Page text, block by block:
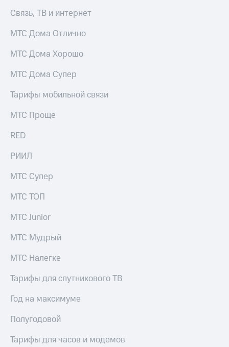
Связь, ТВ и интернет
МТС Дома Отлично
МТС Дома Хорошо
МТС Дома Супер
Тарифы мобильной связи
МТС Проще
RED
РИИЛ
МТС Супер
МТС ТОП
МТС Junior
МТС Мудрый
МТС Налегке
Тарифы для спутникового ТВ
Год на максимуме
Полугодовой
Тарифы для часов и модемов